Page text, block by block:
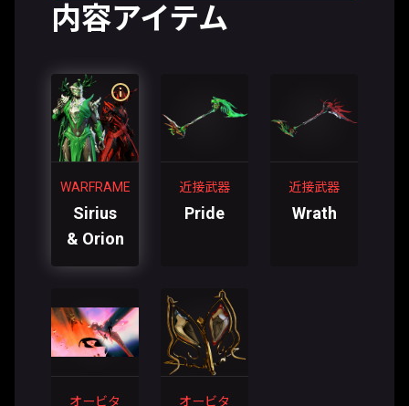
内容アイテム
WARFRAME
Sirius
& Orion
近接武器
Pride
近接武器
Wrath
オービタ
オービタ